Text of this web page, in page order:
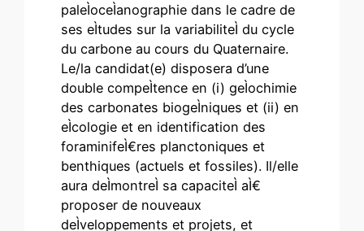
paleÌoceÌanographie dans le cadre de
ses eÌtudes sur la variabiliteÌ du cycle
du carbone au cours du Quaternaire.
Le/la candidat(e) disposera d’une
double compeÌtence en (i) geÌochimie
des carbonates biogeÌniques et (ii) en
eÌcologie et en identification des
foraminifeÌ€res planctoniques et
benthiques (actuels et fossiles). Il/elle
aura deÌmontreÌ sa capaciteÌ aÌ€
proposer de nouveaux
deÌveloppements et projets, et